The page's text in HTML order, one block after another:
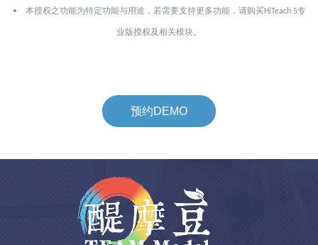
• 本授权之功能为特定功能与用途，若需要支持更多功能，请购买HiTeach 5专
业版授权及相关模块。
预约DEMO